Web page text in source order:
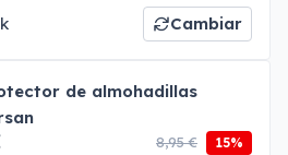
Cambiar
de almohadillas
8,95 € 15%